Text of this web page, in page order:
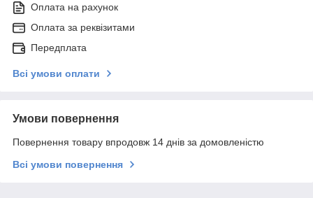
Оплата на рахунок
Оплата за реквізитами
Передплата
Всі умови оплати
Умови повернення
Повернення товару впродовж 14 днів за домовленістю
Всі умови повернення